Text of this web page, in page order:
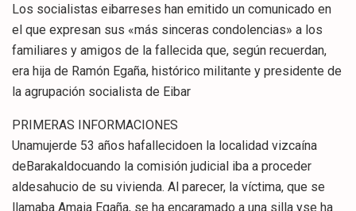
Los socialistas eibarreses han emitido un comunicado en
el que expresan sus «más sinceras condolencias» a los
familiares y amigos de la fallecida que, según recuerdan,
era hija de Ramón Egaña, histórico militante y presidente de
la agrupación socialista de Eibar
PRIMERAS INFORMACIONES
Unamujerde 53 años hafallecidoen la localidad vizcaína
deBarakaldocuando la comisión judicial iba a proceder
aldesahucio de su vivienda. Al parecer, la víctima, que se
llamaba Amaia Egaña, se ha encaramado a una silla yse ha